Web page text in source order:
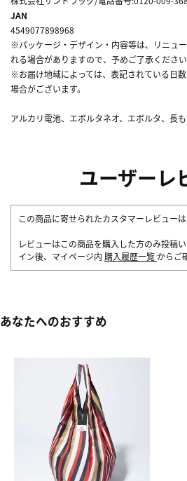
JAN
4549077898968
※パッケージ・デザイン・内容等は、リニュ
れる場合がありますので、予めご了承ください
※お届け地域によっては、表記されている日
場合がございます。
アルカリ電池、エボルタネオ、エボルタ、長
ユーザーレ
この商品に寄せられたカスタマーレビューは
レビューはこの商品を購入した方のみ投稿
イン後、マイページ内 購入履歴一覧 からご
あなたへのおすすめ